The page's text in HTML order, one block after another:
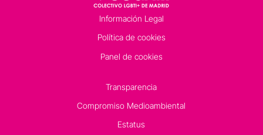
Información Legal
Política de cookies
Panel de cookies
Transparencia
Compromiso Medioambiental
Estatus